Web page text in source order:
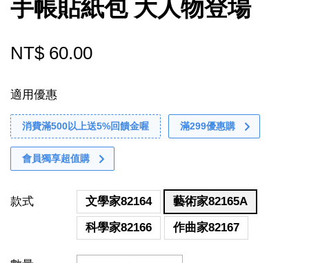
手帳貼紙包 大人物登場
NT$ 60.00
適用優惠
消費滿500以上送5%回饋金喔 滿299優惠購
會員獨享超值購
款式 文學家82164
藝術家82165A
科學家82166
作曲家82167